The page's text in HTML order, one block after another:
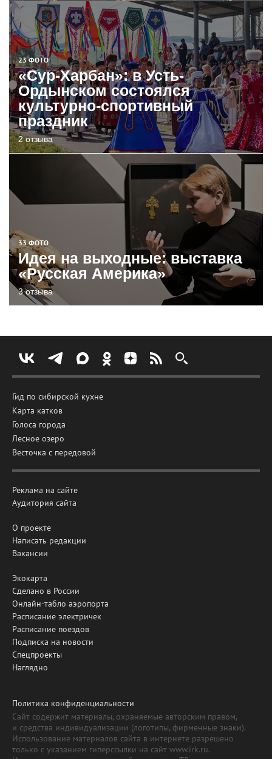
23 ФОТО
«Сур-Харбан»: в Усть-
Ордынском состоялся
культурно-спортивный
праздник
2 отзыва
33 ФОТО
Идея на выходные: выставка
«Русская Америка»
3 отзыва
Гид по сибирской кухне
Карта катков
Голоса города
Лесное озеро
Весточка с передовой
Реклама на сайте
Аудитория сайта
О проекте
Написать редакции
Вакансии
Экокарта
Сделано в России
Онлайн-табло аэропорта
Расписание электричек
Расписание поездов
Подписка на новости
Спецпроекты
Наглядно
Политика конфиденциальности
Сайт содержит материалы, охраняемые авторским правом,
и средства индивидуализации (логотипы, фирменные знаки).
Использование материалов сайта в интернете разрешено
только с указанием гиперссылки на сайт www.irk.ru.